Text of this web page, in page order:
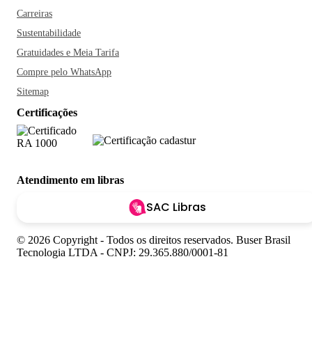
Carreiras
Sustentabilidade
Gratuidades e Meia Tarifa
Compre pelo WhatsApp
Sitemap
Certificações
Atendimento em libras
SAC Libras
© 2026 Copyright - Todos os direitos reservados. Buser Brasil
Tecnologia LTDA - CNPJ: 29.365.880/0001-81